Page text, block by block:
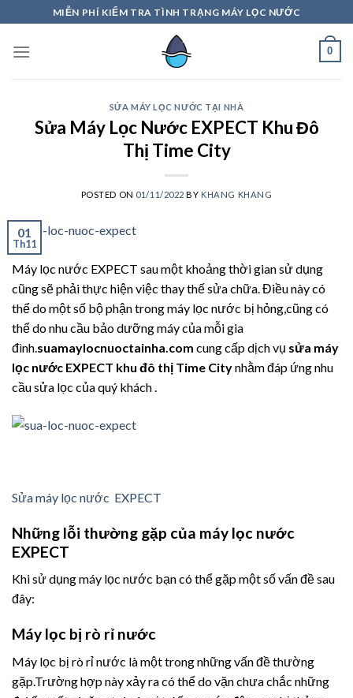
to
content
MIỄN PHÍ KIỂM TRA TÌNH TRẠNG MÁY LỌC NƯỚC
0
SỬA MÁY LỌC NƯỚC TẠI NHÀ
Sửa Máy Lọc Nước EXPECT Khu Đô
Thị Time City
POSTED ON 01/11/2022 BY KHANG KHANG
01
Th11
Máy lọc nước EXPECT sau một khoảng thời gian sử dụng
cũng sẽ phải thực hiện việc thay thế sửa chữa. Điều này có
thể do một số bộ phận trong máy lọc nước bị hỏng,cũng có
thể do nhu cầu bảo dưỡng máy của mỗi gia
đình.suamaylocnuoctainha.com cung cấp dịch vụ sửa máy
lọc nước EXPECT khu đô thị Time Citynhằm đáp ứng nhu
cầu sửa lọc của quý khách .
Sửa máy lọc nước EXPECT
Những lỗi thường gặp của máy lọc nước
EXPECT
Khi sử dụng máy lọc nước bạn có thể gặp một số vấn đề sau
đây:
Máy lọc bị rò rỉ nước
Máy lọc bị rò rỉ nước là một trong những vấn đề thường
gặp.Trường hợp này xảy ra có thể do vặn chưa chắc những